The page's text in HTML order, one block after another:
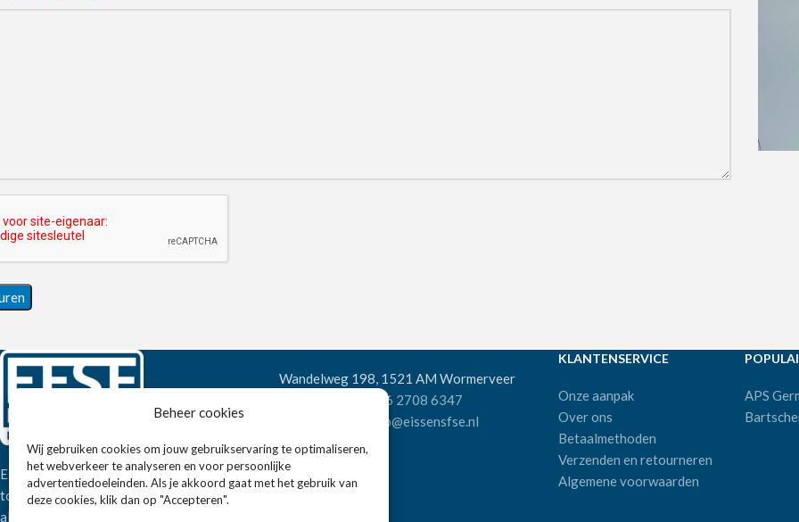
Beheer cookies
Wij gebruiken cookies om jouw gebruikservaring te optimaliseren,
het webverkeer te analyseren en voor persoonlijke
advertentiedoeleinden. Als je akkoord gaat met het gebruik van
deze cookies, klik dan op "Accepteren".
Eissens FSE is een horeca
totaalleverancier. U vindt bij ons niet
alleen inspiratie maar ook een breed
Wandelweg 198, 1521 AM Wormerveer
+31 6 2708 6347
verkoop@eissensfse.nl
KLANTENSERVICE
Onze aanpak
Over ons
Betaalmethoden
Verzenden en retourneren
Algemene voorwaarden
APS